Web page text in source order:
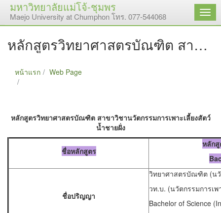
มหาวิทยาลัยแม่โจ้-ชุมพร
Maejo University at Chumphon โทร. 077-544068 เมนู
หลักสูตรวิทยาศาสตรบัณฑิต สาขาวิชานวัตกรรมการเพาะเลี้ยงสัตว์น้ำชายฝั่ง
หน้าแรก
Web Page
หลักสูตรวิทยาศาสตรบัณฑิต สาขาวิชานวัตกรรมการเพาะเลี้ยงสัตว์
น้ำชายฝั่ง
ชื่อหลักสูตร
หลักสู
ชื่อปริญญา
วิทยาศาสตรบัณฑิต (นวั
วท.บ. (นวัตกรรมการเ
Bachelor of Science